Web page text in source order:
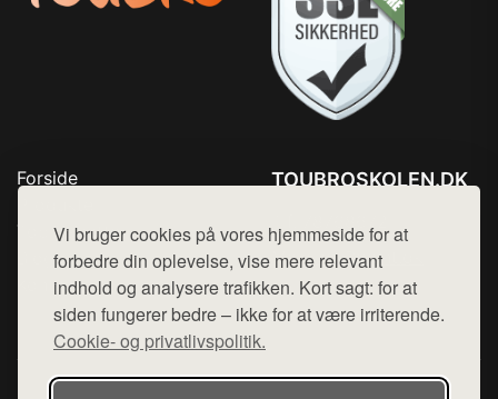
Vi bruger cookies på vores hjemmeside for at
forbedre din oplevelse, vise mere relevant
indhold og analysere trafikken. Kort sagt: for at
siden fungerer bedre – ikke for at være irriterende.
Cookie- og privatlivspolitik.
Forside
Top Rabatter
Blog
Kontakt
TOUBROSKOLEN.DK
Mail: hej@want.dk
Cookie- og privatlivspolitik